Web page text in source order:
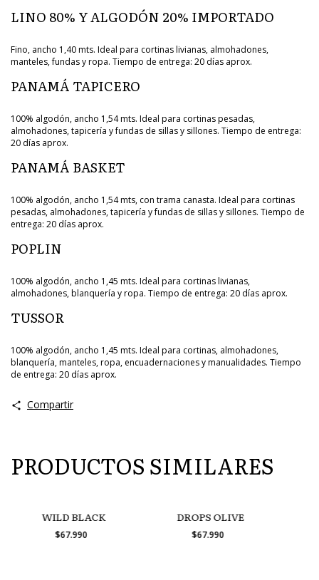
LINO 80% Y ALGODÓN 20% IMPORTADO
Fino, ancho 1,40 mts. Ideal para cortinas livianas, almohadones,
manteles, fundas y ropa. Tiempo de entrega: 20 días aprox.
PANAMÁ TAPICERO
100% algodón, ancho 1,54 mts. Ideal para cortinas pesadas,
almohadones, tapicería y fundas de sillas y sillones. Tiempo de entrega:
20 días aprox.
PANAMÁ BASKET
100% algodón, ancho 1,54 mts, con trama canasta. Ideal para cortinas
pesadas, almohadones, tapicería y fundas de sillas y sillones. Tiempo de
entrega: 20 días aprox.
POPLIN
100% algodón, ancho 1,45 mts. Ideal para cortinas livianas,
almohadones, blanquería y ropa. Tiempo de entrega: 20 días aprox.
TUSSOR
100% algodón, ancho 1,45 mts. Ideal para cortinas, almohadones,
blanquería, manteles, ropa, encuadernaciones y manualidades. Tiempo
de entrega: 20 días aprox.
Compartir
PRODUCTOS SIMILARES
WILD BLACK
$67.990
DROPS OLIVE
$67.990